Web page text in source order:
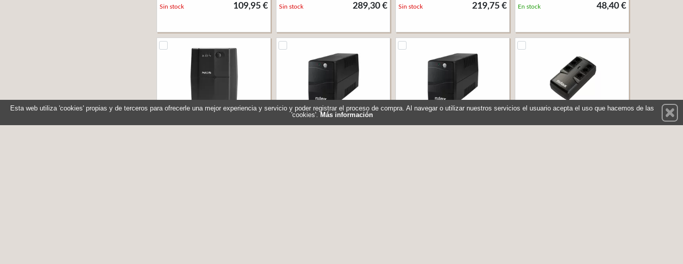
109,95 €
Sin stock 289,30 €
Sin stock 219,75 €
Sin stock 48,40 €
En stock
Esta web utiliza 'cookies' propias y de terceros para ofrecerle una mejor experiencia y servicio y poder registrar el proceso de compra. Al navegar o utilizar nuestros servicios el usuario acepta el uso que hacemos de las
'cookies'. Más información